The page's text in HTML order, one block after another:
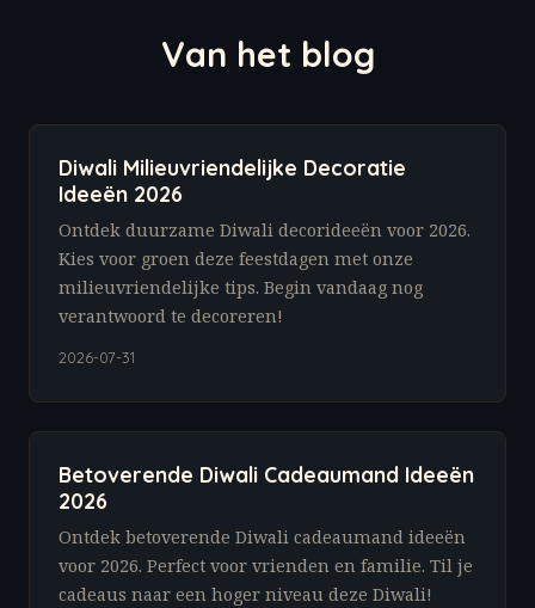
Van het blog
Diwali Milieuvriendelijke Decoratie
Ideeën 2026
Ontdek duurzame Diwali decorideeën voor 2026.
Kies voor groen deze feestdagen met onze
milieuvriendelijke tips. Begin vandaag nog
verantwoord te decoreren!
2026-07-31
Betoverende Diwali Cadeaumand Ideeën
2026
Ontdek betoverende Diwali cadeaumand ideeën
voor 2026. Perfect voor vrienden en familie. Til je
cadeaus naar een hoger niveau deze Diwali!